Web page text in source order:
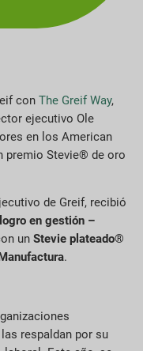
con The Greif Way,
ejecutivo Ole
en los American
premio Stevie® de oro
de Greif, recibió
en gestión –
un Stevie plateado®
.
respaldan por su